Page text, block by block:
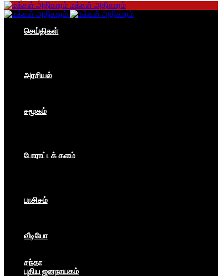
மக்கள் அதிகாரம்
செய்திகள்
அரசியல்
சமூகம்
போராட்டக் களம்
பாசிசம்
வீடியோ
சந்தா
புதிய ஜனநாயகம்